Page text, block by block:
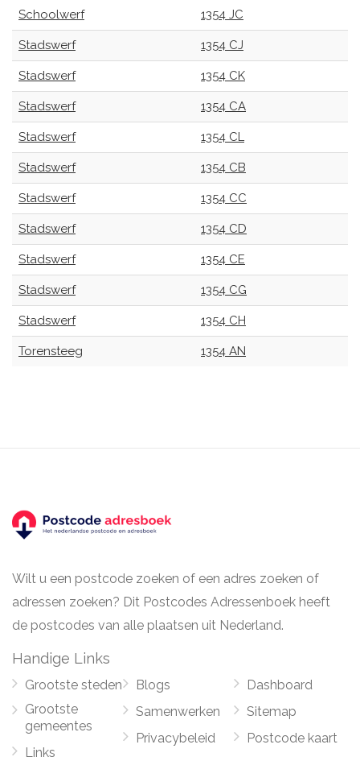
Schoolwerf 1354 JC
Stadswerf 1354 CJ
Stadswerf 1354 CK
Stadswerf 1354 CA
Stadswerf 1354 CL
Stadswerf 1354 CB
Stadswerf 1354 CC
Stadswerf 1354 CD
Stadswerf 1354 CE
Stadswerf 1354 CG
Stadswerf 1354 CH
Torensteeg 1354 AN
Wilt u een postcode zoeken of een adres zoeken of
adressen zoeken? Dit Postcodes Adressenboek heeft
de postcodes van alle plaatsen uit Nederland.
Handige Links
Grootste steden
Grootste
gemeentes
Links
Blogs
Samenwerken
Privacybeleid
Dashboard
Sitemap
Postcode kaart